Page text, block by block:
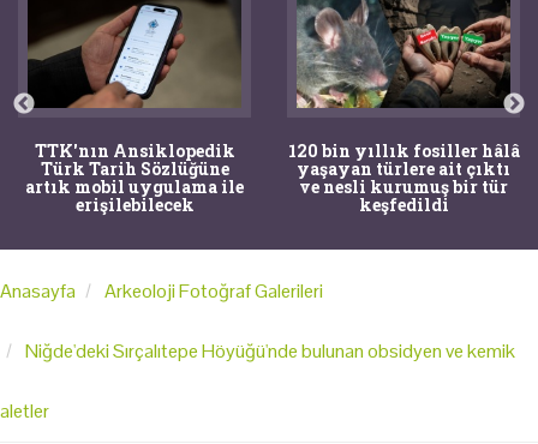
TTK'nın Ansiklopedik
Türk Tarih Sözlüğüne
artık mobil uygulama ile
erişilebilecek
120 bin yıllık fosiller hâlâ
yaşayan türlere ait çıktı
ve nesli kurumuş bir tür
keşfedildi
Anasayfa Arkeoloji Fotoğraf Galerileri
Niğde'deki Sırçalıtepe Höyüğü'nde bulunan obsidyen ve kemik
aletler